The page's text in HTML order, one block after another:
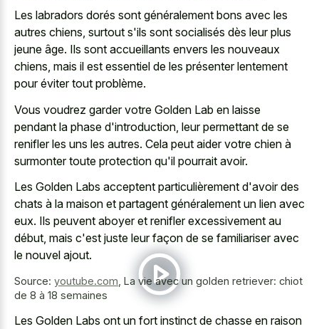
Les labradors dorés sont généralement bons avec les
autres chiens, surtout s'ils sont socialisés dès leur plus
jeune âge. Ils sont accueillants envers les nouveaux
chiens, mais il est essentiel de les présenter lentement
pour éviter tout problème.
Vous voudrez garder votre Golden Lab en laisse
pendant la phase d'introduction, leur permettant de se
renifler les uns les autres. Cela peut aider votre chien à
surmonter toute protection qu'il pourrait avoir.
Les Golden Labs acceptent particulièrement d'avoir des
chats à la maison et partagent généralement un lien avec
eux. Ils peuvent aboyer et renifler excessivement au
début, mais c'est juste leur façon de se familiariser avec
le nouvel ajout.
Source: youtube.com La vie avec un golden retriever: chiot
de 8 à 18 semaines
Les Golden Labs ont un fort instinct de chasse en raison